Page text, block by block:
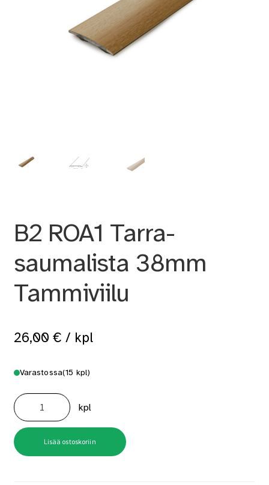
B2 ROA1 Tarra-
saumalista 38mm
Tammiviilu
26,00 € / kpl
Varastossa(15 kpl)
B2
ROA1
Tarra-
saumalista
38mm
Tammiviilu
määrä
kpl
Lisää ostoskoriin